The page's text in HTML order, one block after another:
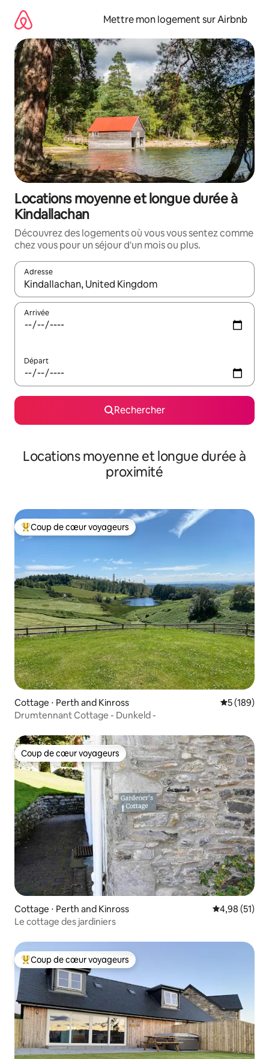
directement
contenu
Mettre mon logement sur Airbnb
Locations moyenne et longue durée à
Kindallachan
Découvrez des logements où vous vous sentez comme
chez vous pour un séjour d'un mois ou plus.
Adresse
Lorsque les résultats s'affichent, utilisez les flèches vers le
Arrivée
Départ
Rechercher
Locations moyenne et longue durée à
proximité
Coups de cœur voyageurs les plus appréciés
Coup de cœur voyageurs
Cottage ⋅ Perth and Kinross Évaluation
5 (189)
Drumtennant Cottage - Dunkeld -
Coup de cœur voyageurs
Coup de cœur voyageurs
Cottage ⋅ Perth and Kinross Évaluation
4,98 (51)
Le cottage des jardiniers
Coups de cœur voyageurs les plus appréciés
Coup de cœur voyageurs